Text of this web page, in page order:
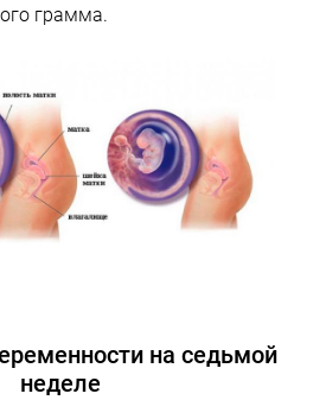
грамма.
на седьмой
неделе